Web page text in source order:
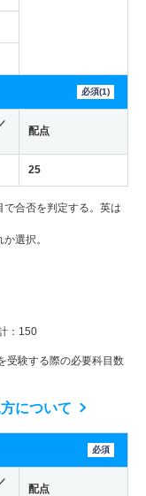
必須(1)
配点
25
合否を判定する。英は
選択。
：150
受験する際の必要科目数
について
必須
配点